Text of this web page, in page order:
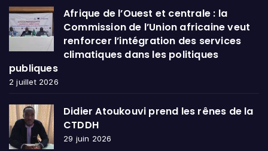
Afrique de l’Ouest et centrale : la
Commission de l’Union africaine veut
renforcer l’intégration des services
climatiques dans les politiques
publiques
2 juillet 2026
Didier Atoukouvi prend les rênes de la
CTDDH
29 juin 2026